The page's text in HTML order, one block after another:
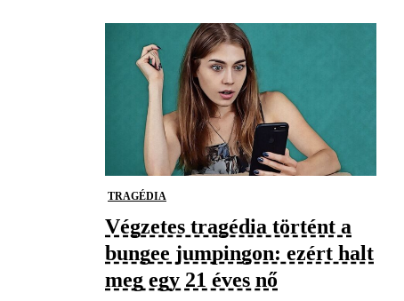
TRAGÉDIA
Végzetes tragédia történt a
bungee jumpingon: ezért halt
meg egy 21 éves nő